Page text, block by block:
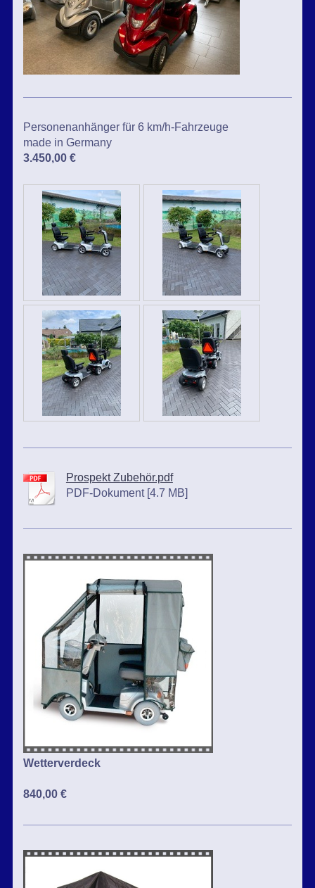
Personenanhänger für 6 km/h-Fahrzeuge
made in Germany
3.450,00 €
Prospekt Zubehör.pdf
PDF-Dokument [4.7 MB]
Wetterverdeck
840,00 €